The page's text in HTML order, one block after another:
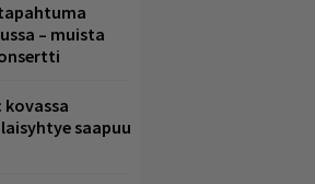
– muista
saapuu